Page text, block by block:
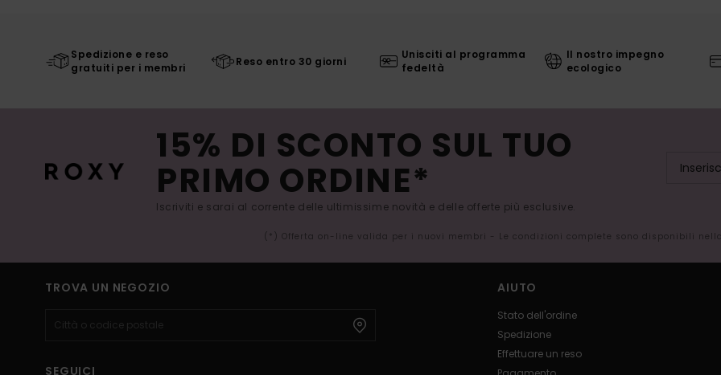
Spedizione e reso
gratuiti per i membri
Reso entro 30 giorni
Unisciti al programma
fedeltà
Il nostro impegno
ecologico
15% DI SCONTO SUL TUO
PRIMO ORDINE*
Iscriviti e sarai al corrente delle ultimissime novità e delle offerte più esclusive.
(*) Offerta on-line valida per i nuovi membri - Le condizioni complete sono disponibili
TROVA UN NEGOZIO
SEGUICI
AIUTO
Stato dell'ordine
Spedizione
Effettuare un reso